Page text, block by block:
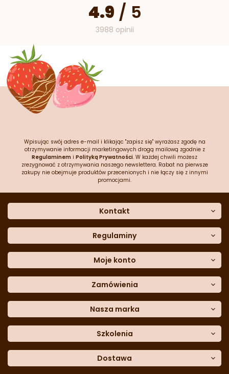
4.9 / 5
3988 opinii
Wpisując swój adres e-mail i klikając "zapisz się" wyrażasz zgodę na
otrzymywanie informacji marketingowych drogą mailową zgodnie z
Regulaminem i Polityką Prywatności. W każdej chwili możesz
zrezygnować z otrzymywania naszego newslettera. Rabat na pierwsze
zakupy nie obejmuje produktów przecenionych i nie łączy się z innymi
promocjami.
Kontakt
Dane kontaktowe
Często zadawane pytania
Sklep stacjonarny
Formularz kontaktowy
Blog
telefon:601 767 272
Regulaminy
Polityka prywatności
Polityka cookies
Polityka reklamacji
Polityka zwrotów
Dostępność cyfrowa
Moje konto
Moje dane
Historia zamówień
Lista ulubionych
Moje rabaty
Zamówienia
Metody płatności
Dane do przelewu
Formularzreklamacji
Formularzzwrotu
Nasza marka
Trio Gelato
CDN
Szkolenia
Academy of Baker Arts
Dostawa